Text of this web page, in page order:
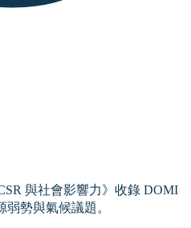
與社會影響力》收錄 DOMI
勢與氣候議題。